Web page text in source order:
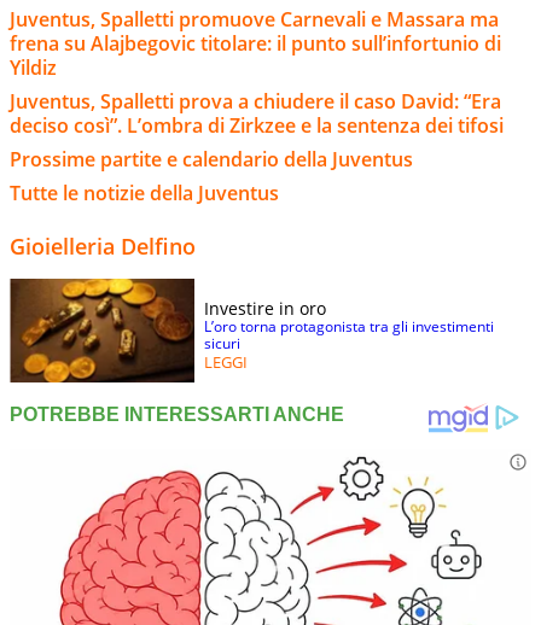
Juventus, Spalletti promuove Carnevali e Massara ma
frena su Alajbegovic titolare: il punto sull’infortunio di
Yildiz
Juventus, Spalletti prova a chiudere il caso David: “Era
deciso così”. L’ombra di Zirkzee e la sentenza dei tifosi
Prossime partite e calendario della Juventus
Tutte le notizie della Juventus
Gioielleria Delfino
Investire in oro
L’oro torna protagonista tra gli investimenti
sicuri
LEGGI